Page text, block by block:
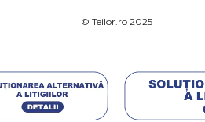
© Teilor.ro 2025